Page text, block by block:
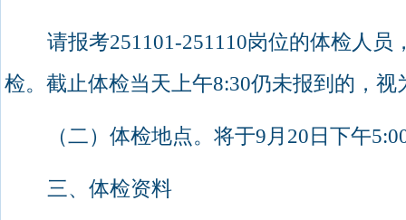
请报考251101-251110岗位的体检人员
检。截止体检当天上午8:30仍未报到的，视
（二）体检地点。 将于9月 20日下午
三、体检资料